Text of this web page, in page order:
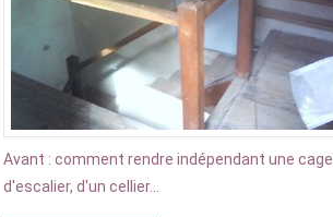
Avant : comment rendre indépendant une cage
d'escalier, d'un cellier...